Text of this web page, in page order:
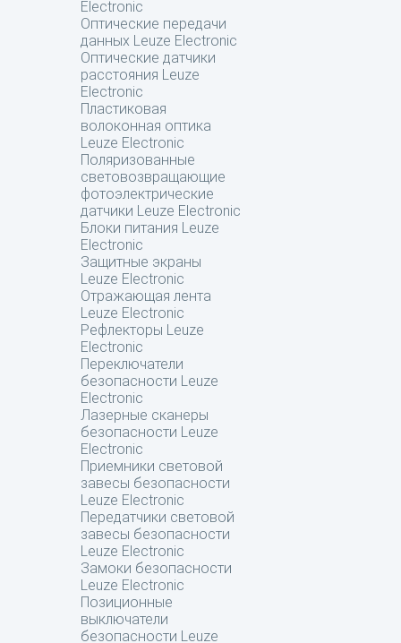
Electronic
Оптические передачи
данных Leuze Electronic
Оптические датчики
расстояния Leuze
Electronic
Пластиковая
волоконная оптика
Leuze Electronic
Поляризованные
световозвращающие
фотоэлектрические
датчики Leuze Electronic
Блоки питания Leuze
Electronic
Защитные экраны
Leuze Electronic
Отражающая лента
Leuze Electronic
Рефлекторы Leuze
Electronic
Переключатели
безопасности Leuze
Electronic
Лазерные сканеры
безопасности Leuze
Electronic
Приемники световой
завесы безопасности
Leuze Electronic
Передатчики световой
завесы безопасности
Leuze Electronic
Замоки безопасности
Leuze Electronic
Позиционные
выключатели
безопасности Leuze